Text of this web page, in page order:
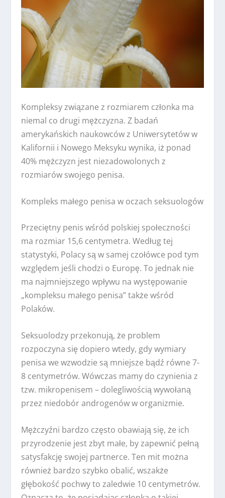
Kompleksy związane z rozmiarem członka ma
niemal co drugi mężczyzna. Z badań
amerykańskich naukowców z Uniwersytetów w
Kalifornii i Nowego Meksyku wynika, iż ponad
40% mężczyzn jest niezadowolonych z
rozmiarów swojego penisa.
Kompleks małego penisa w oczach seksuologów
Przeciętny penis wśród polskiej społeczności
ma rozmiar 15,6 centymetra. Według tej
statystyki, Polacy są w samej czołówce pod tym
względem jeśli chodzi o Europę. To jednak nie
ma najmniejszego wpływu na występowanie
„kompleksu małego penisa” także wśród
Polaków.
Seksuolodzy przekonują, że problem
rozpoczyna się dopiero wtedy, gdy wymiary
penisa we wzwodzie są mniejsze bądź równe 7-
8 centymetrów. Wówczas mamy do czynienia z
tzw. mikropenisem – dolegliwością wywołaną
przez niedobór androgenów w organizmie.
Mężczyźni bardzo często obawiają się, że ich
przyrodzenie jest zbyt małe, by zapewnić pełną
satysfakcję swojej partnerce. Ten mit można
również bardzo szybko obalić, wszakże
głębokość pochwy to zaledwie 10 centymetrów.